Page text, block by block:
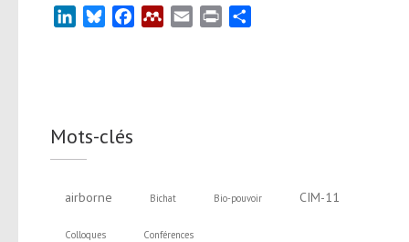
LinkedInBlueskyFacebookMendeley
Email Print
Mots-clés
airborne Bichat Bio-pouvoir CIM-11
Colloques Conférences